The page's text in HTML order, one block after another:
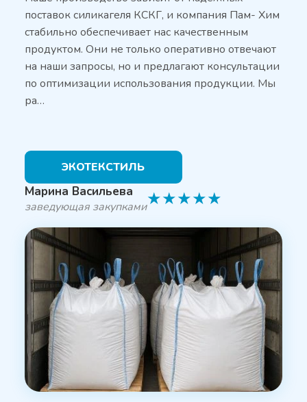
поставок силикагеля КСКГ, и компания Пам- Хим
стабильно обеспечивает нас качественным
продуктом. Они не только оперативно отвечают
на наши запросы, но и предлагают консультации
по оптимизации использования продукции. Мы
ра…
ЭКОТЕКСТИЛЬ
Марина Васильева
заведующая закупками★★★★★